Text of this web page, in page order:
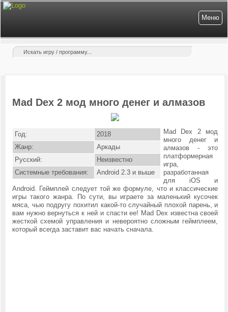
Меню
Mad Dex 2 мод много денег и алмазов
Год:
2018
Жанр:
Аркады
Русский:
Неизвестно
Системные требования:
Android 2.3 и выше
Mad Dex 2 мод
много денег и
алмазов - это
платформерная
игра,
разработанная
для iOS и
Android. Геймплей следует той же формуле, что и классические
игры такого жанра. По сути, вы играете за маленький кусочек
мяса, чью подругу похитил какой-то случайный плохой парень, и
вам нужно вернуться к ней и спасти ее! Mad Dex известна своей
жесткой схемой управления и невероятно сложным геймплеем,
который всегда заставит вас начать сначала.